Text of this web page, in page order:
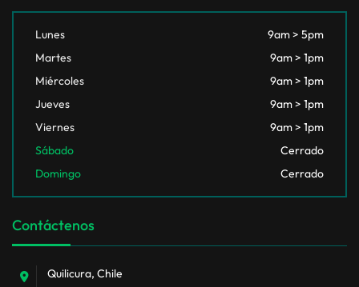
Lunes
9am > 5pm
Martes
9am > 1pm
Miércoles
9am > 1pm
Jueves
9am > 1pm
Viernes
9am > 1pm
Sábado
Cerrado
Domingo
Cerrado
Contáctenos
Quilicura, Chile